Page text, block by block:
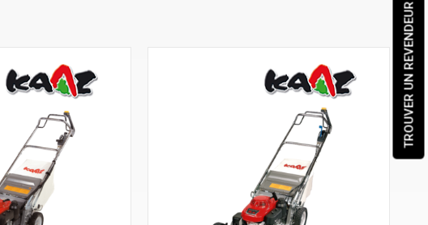
TROUVER UN REVENDEUR